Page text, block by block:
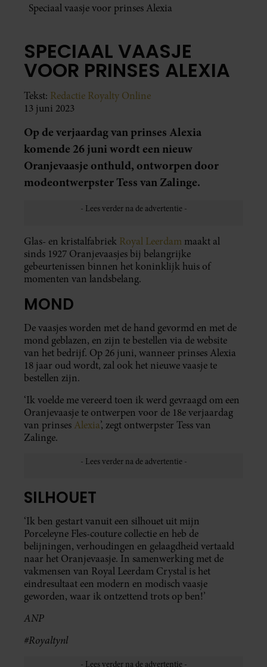
Speciaal vaasje voor prinses Alexia
SPECIAAL VAASJE
VOOR PRINSES ALEXIA
Tekst: Redactie Royalty Online
13 juni 2023
Op de verjaardag van prinses Alexia
komende 26 juni wordt een nieuw
Oranjevaasje onthuld, ontworpen door
modeontwerpster Tess van Zalinge.
Glas- en kristalfabriek Royal Leerdam maakt al
sinds 1927 Oranjevaasjes bij belangrijke
gebeurtenissen binnen het koninklijk huis of
momenten van landsbelang.
MOND
De vaasjes worden met de hand gevormd en met de
mond geblazen, en zijn te bestellen via de website
van het bedrijf. Op 26 juni, wanneer prinses Alexia
18 jaar oud wordt, zal ook het nieuwe vaasje te
bestellen zijn.
‘Ik voelde me vereerd toen ik werd gevraagd om een
Oranjevaasje te ontwerpen voor de 18e verjaardag
van prinses Alexia’, zegt ontwerpster Tess van
Zalinge.
SILHOUET
‘Ik ben gestart vanuit een silhouet uit mijn
Porceleyne Fles-couture collectie en heb de
belijningen, verhoudingen en gelaagdheid vertaald
naar het Oranjevaasje. In samenwerking met de
vakmensen van Royal Leerdam Crystal is het
eindresultaat een modern en modisch vaasje
geworden, waar ik ontzettend trots op ben!’
ANP
#Royaltynl